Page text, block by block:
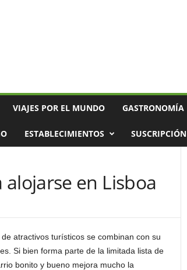
VIAJES POR EL MUNDO GASTRONOMÍA
ESTABLECIMIENTOS SUSCRIPCIÓN
en Lisboa
atractivos turísticos se combinan con su
Si bien forma parte de la limitada lista de
bonito y bueno mejora mucho la